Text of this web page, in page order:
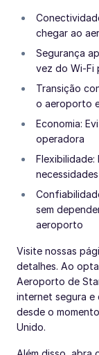
chegar ao
Segurança
vez do Wi-Fi
Transição
o aeroporto
Economia:
operadora
Flexibilidade:
sem
aeroporto
Visite nossas
detalhes. Ao
Aeroporto de
internet segura e
desde o
Unido.